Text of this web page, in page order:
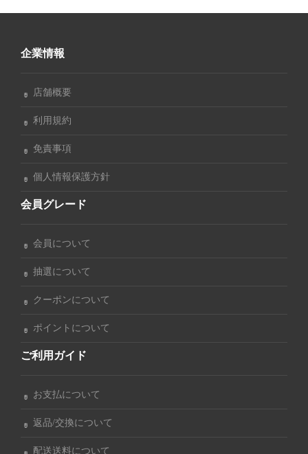
企業情報
店舗概要
利用規約
免責事項
個人情報保護方針
会員グレード
会員について
抽選について
クーポンについて
ポイントについて
ご利用ガイド
お支払について
返品/交換について
配送送料について